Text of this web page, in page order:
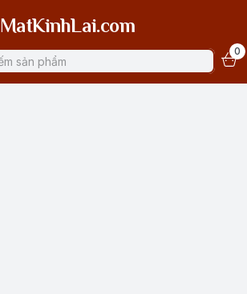
MatKinhLai.com
0